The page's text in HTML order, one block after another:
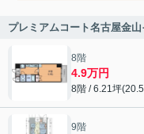
プレミアムコート名古屋金
8階
4.9万円
8階 / 6.21坪
9階